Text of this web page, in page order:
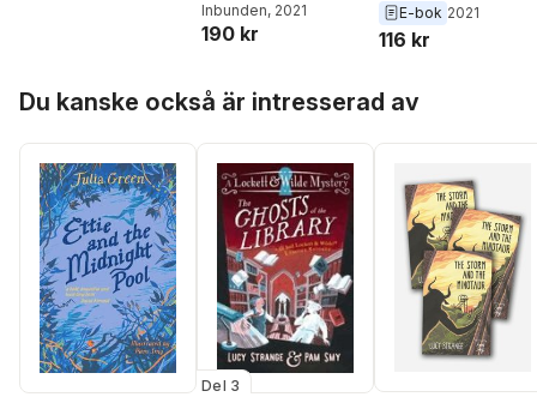
Inbunden, 2021
190 kr
E-bok 2021
116 kr
Du kanske också är intresserad av
Del 3